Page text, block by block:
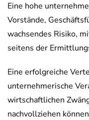
Eine hohe
Vorstände,
wachsendes Risiko,
seitens der
Eine erfolgreiche
unternehmerische
wirtschaftlichen
nachvollziehen